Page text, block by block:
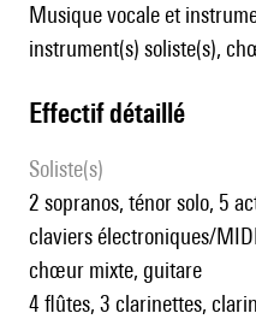
Musique vocale et
instrument(s) soliste(s),
effectif détaillé
Soliste(s)
2 sopranos, ténor solo, 5 acteurs, piano, 3 orgues, 2
claviers électroniques/
chœur mixte, guitare
4 flûtes, 3 clarinettes,